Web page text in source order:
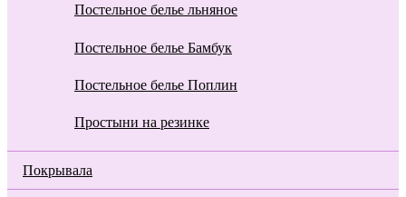
Постельное белье льняное
Постельное белье Бамбук
Постельное белье Поплин
Простыни на резинке
Покрывала